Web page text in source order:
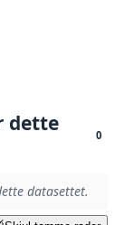
dette
0
datasettet.